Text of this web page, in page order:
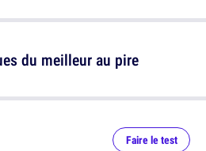
du meilleur au pire
Faire le test